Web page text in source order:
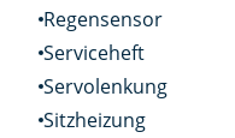
Regensensor
Serviceheft
Servolenkung
Sitzheizung